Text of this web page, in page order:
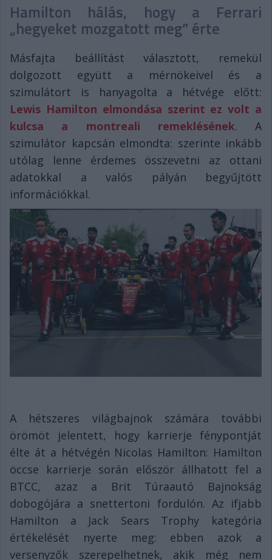
Hamilton hálás, hogy a Ferrari
„hegyeket mozgatott meg” érte
Másfajta beállítást választott, remekül
dolgozott együtt a mérnökeivel és a
szimulátort is hanyagolta a hétvége előtt:
Lewis Hamilton elmondása szerint ez volt a
kulcsa a montreali remeklésének. A
szimulátor kapcsán elmondta: szerinte inkább
utólag lenne érdemes összevetni az ottani
adatokkal a valós pályán begyűjtött
információkkal.
A hétszeres világbajnok számára további
örömöt jelentett, hogy karrierje fénypontját
élte át a hétvégén Nicolas Hamilton: Hamilton
öccse karrierje során először állhatott fel a
BTCC, azaz a Brit Túraautó Bajnokság
dobogójára a snettertoni fordulón. Az ifjabb
Hamilton a Jack Sears Trophy kategória
értékelését nyerte meg: ebben azok a
versenyzők szerepelhetnek, akik még nem